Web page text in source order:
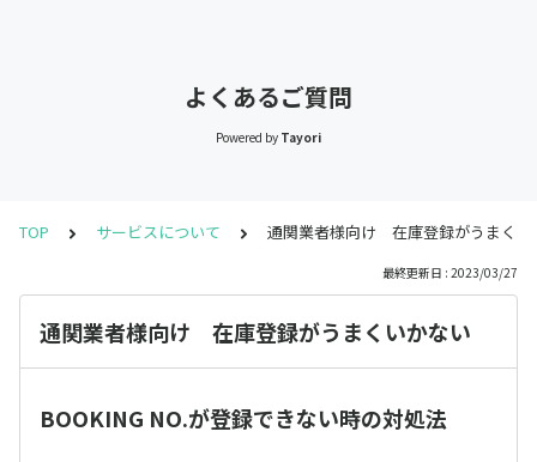
よくあるご質問
Powered by Tayori
TOP サービスについて 通関業者様向け 在庫登録がうまくい
最終更新日 : 2023/03/27
通関業者様向け 在庫登録がうまくいかない
BOOKING NO.が登録できない時の対処法